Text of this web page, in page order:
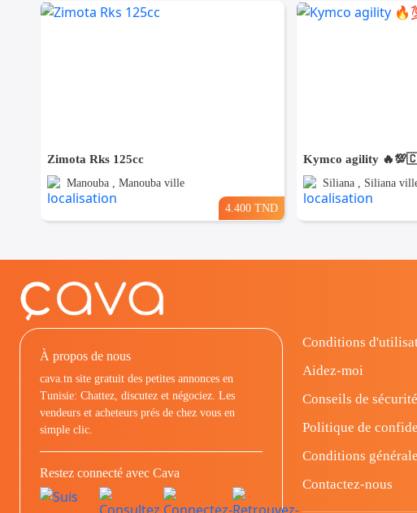
Zimota Rks 125cc
Manouba , Manouba ville
4.400 TND
Kymco agility
Siliana , Siliana
À propos de nous
cava.tn site gratuit des petites annonces en
Tunisie: Chattez, discutez et négociez. Les
vendeurs et acheteurs prés de chez vous en
simple clic.
Restez connecté avec Cava
Conditions
Aidez-moi
Conseils de sécurité
Politique de
Conditions
Contactez-nous